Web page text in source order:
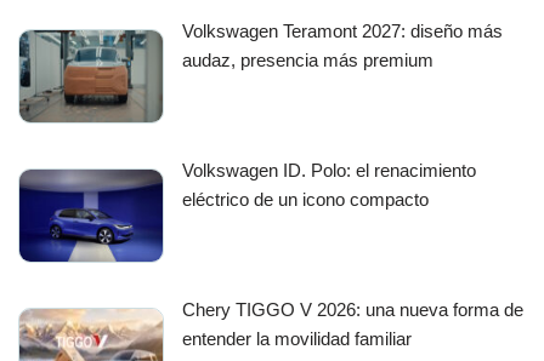
Volkswagen Teramont 2027: diseño más
audaz, presencia más premium
Volkswagen ID. Polo: el renacimiento
eléctrico de un icono compacto
Chery TIGGO V 2026: una nueva forma de
entender la movilidad familiar